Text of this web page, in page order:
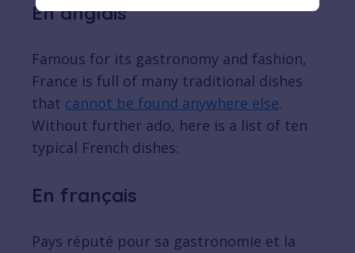
En anglais
Famous for its gastronomy and fashion,
France is full of many traditional dishes
that cannot be found anywhere else.
Without further ado, here is a list of ten
typical French dishes:
En français
Pays réputé pour sa gastronomie et la